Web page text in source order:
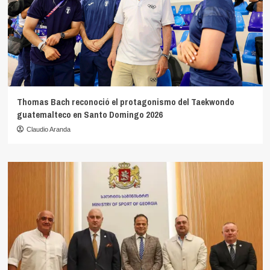
Thomas Bach reconoció el protagonismo del Taekwondo
guatemalteco en Santo Domingo 2026
Claudio Aranda